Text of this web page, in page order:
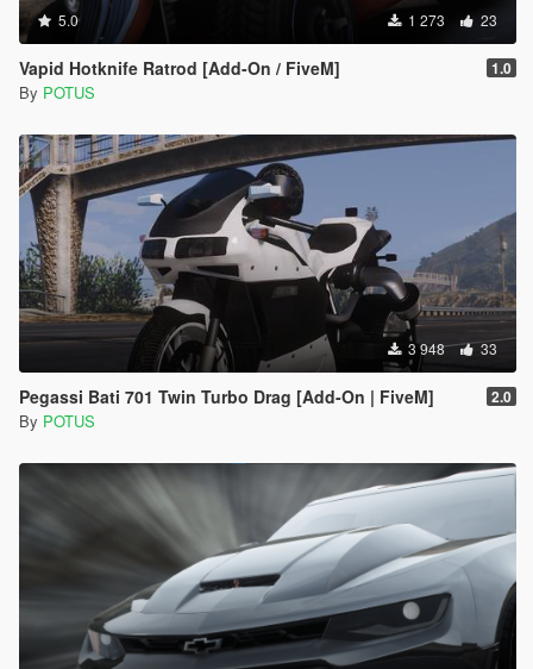
5.0 1 273 23
Vapid Hotknife Ratrod [Add-On / FiveM] 1.0
By POTUS
3 948 33
Pegassi Bati 701 Twin Turbo Drag [Add-On | FiveM] 2.0
By POTUS